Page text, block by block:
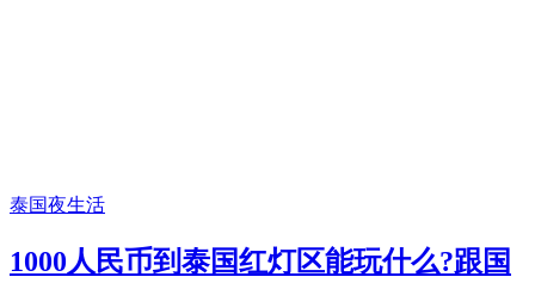
泰国夜生活
1000人民币到泰国红灯区能玩什么?跟国